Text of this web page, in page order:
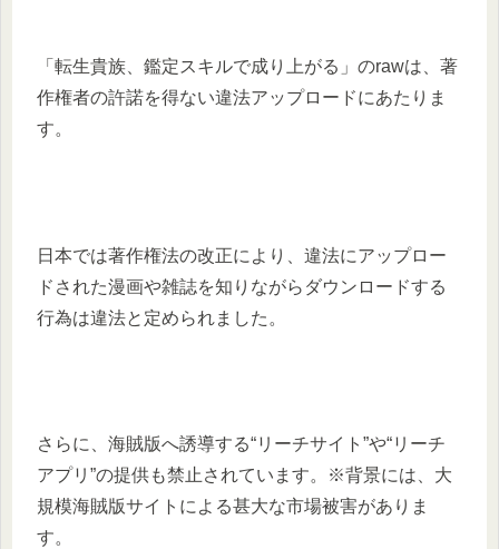
「転生貴族、鑑定スキルで成り上がる」のrawは、著
作権者の許諾を得ない違法アップロードにあたりま
す。
日本では著作権法の改正により、違法にアップロー
ドされた漫画や雑誌を知りながらダウンロードする
行為は違法と定められました。
さらに、海賊版へ誘導する“リーチサイト”や“リーチ
アプリ”の提供も禁止されています。※背景には、大
規模海賊版サイトによる甚大な市場被害がありま
す。